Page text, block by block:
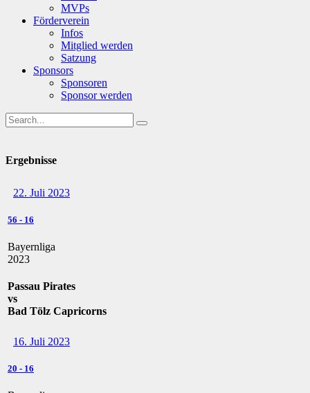
MVPs
Förderverein
Infos
Mitglied werden
Satzung
Sponsors
Sponsoren
Sponsor werden
Ergebnisse
22. Juli 2023
56 - 16
Bayernliga
2023
Passau Pirates
vs
Bad Tölz Capricorns
16. Juli 2023
20 - 16